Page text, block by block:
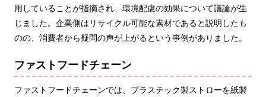
用していることが指摘され、環境配慮の効果について議論が生
じました。企業側はリサイクル可能な素材であると説明したも
のの、消費者から疑問の声が上がるという事例がありました。
ファストフードチェーン
ファストフードチェーンでは、プラスチック製ストローを紙製